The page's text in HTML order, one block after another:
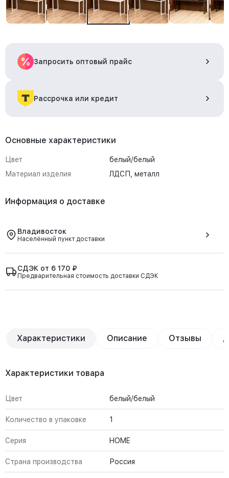
Запросить оптовый прайс
Рассрочка или кредит
Основные характеристики
Цвет
белый/белый
Материал изделия
ЛДСП, металл
Информация о доставке
Владивосток
Населённый пункт доставки
СДЭК от 6 170 ₽
Предварительная стоимость доставки СДЭК
Характеристики Описание Отзывы
Характеристики товара
Цвет белый/белый
Количество в упаковке 1
Серия HOME
Страна производства Россия